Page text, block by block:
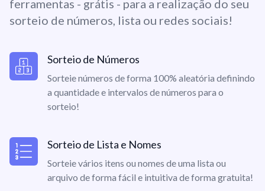
ferramentas - grátis - para a realização do seu
sorteio de números, lista ou redes sociais!
Sorteio de Números
Sorteie números de forma 100% aleatória definindo
a quantidade e intervalos de números para o
sorteio!
Sorteio de Lista e Nomes
Sorteie vários itens ou nomes de uma lista ou
arquivo de forma fácil e intuitiva de forma gratuita!